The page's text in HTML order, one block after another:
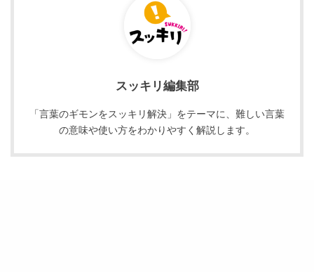
スッキリ編集部
「言葉のギモンをスッキリ解決」をテーマに、難しい言葉
の意味や使い方をわかりやすく解説します。